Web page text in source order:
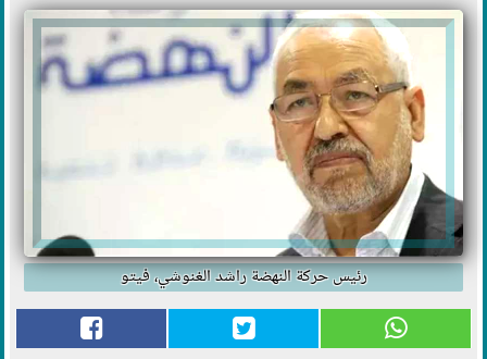
رئيس حركة النهضة راشد الغنوشي، فيتو